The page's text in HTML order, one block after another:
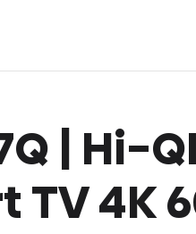
| Hi-
TV 4K